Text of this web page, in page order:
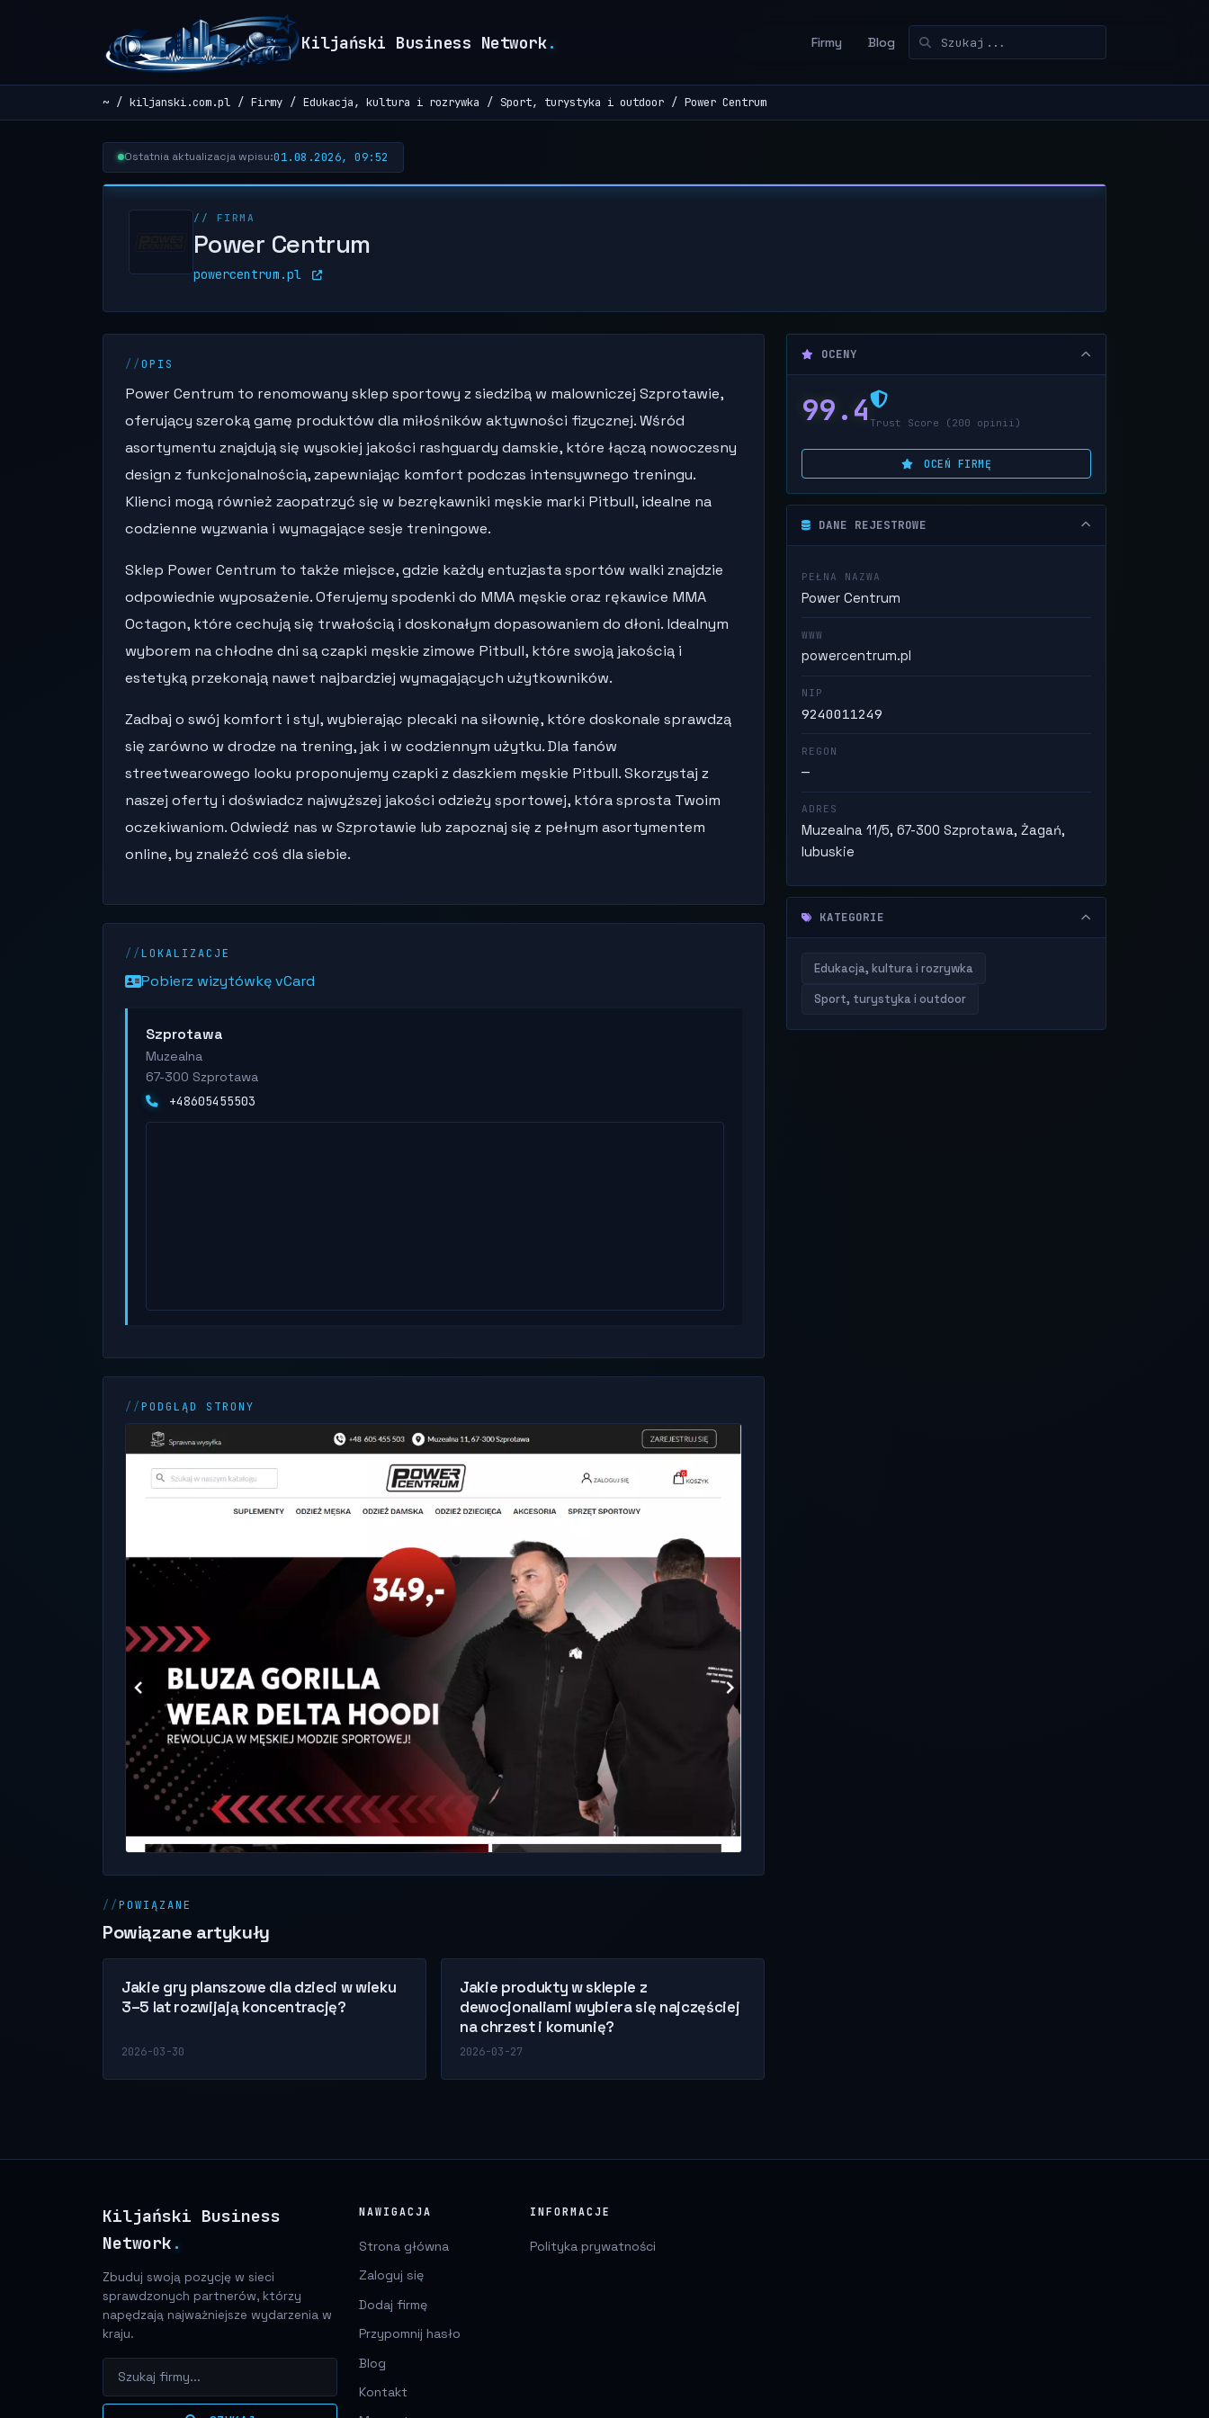
Kiljański Business Network. Firmy Blog
~ kiljanski.com.pl Firmy Edukacja, kultura i rozrywka Sport, turystyka i outdoor Power Centrum
Ostatnia aktualizacja wpisu:01.08.2026, 09:52
// FIRMA
Power Centrum
powercentrum.pl
OCENY
99.4 Trust Score (200 opinii)
OCEŃ FIRMĘ
DANE REJESTROWE
PEŁNA NAZWA
Power Centrum
WWW
powercentrum.pl
NIP
9240011249
REGON
—
ADRES
Muzealna 11/5, 67-300 Szprotawa, Żagań,
lubuskie
KATEGORIE
Edukacja, kultura i rozrywka
Sport, turystyka i outdoor
OPIS
Power Centrum to renomowany sklep sportowy z siedzibą w malowniczej Szprotawie,
oferujący szeroką gamę produktów dla miłośników aktywności fizycznej. Wśród
asortymentu znajdują się wysokiej jakości rashguardy damskie, które łączą nowoczesny
design z funkcjonalnością, zapewniając komfort podczas intensywnego treningu.
Klienci mogą również zaopatrzyć się w bezrękawniki męskie marki Pitbull, idealne na
codzienne wyzwania i wymagające sesje treningowe.
Sklep Power Centrum to także miejsce, gdzie każdy entuzjasta sportów walki znajdzie
odpowiednie wyposażenie. Oferujemy spodenki do MMA męskie oraz rękawice MMA
Octagon, które cechują się trwałością i doskonałym dopasowaniem do dłoni. Idealnym
wyborem na chłodne dni są czapki męskie zimowe Pitbull, które swoją jakością i
estetyką przekonają nawet najbardziej wymagających użytkowników.
Zadbaj o swój komfort i styl, wybierając plecaki na siłownię, które doskonale sprawdzą
się zarówno w drodze na trening, jak i w codziennym użytku. Dla fanów
streetwearowego looku proponujemy czapki z daszkiem męskie Pitbull. Skorzystaj z
naszej oferty i doświadcz najwyższej jakości odzieży sportowej, która sprosta Twoim
oczekiwaniom. Odwiedź nas w Szprotawie lub zapoznaj się z pełnym asortymentem
online, by znaleźć coś dla siebie.
LOKALIZACJE
Pobierz wizytówkę vCard
Szprotawa
Muzealna
67-300 Szprotawa
+48605455503
PODGLĄD STRONY
POWIĄZANE
Powiązane artykuły
Jakie gry planszowe dla dzieci w wieku
3–5 lat rozwijają koncentrację?
2026-03-30
Jakie produkty w sklepie z
dewocjonaliami wybiera się najczęściej
na chrzest i komunię?
2026-03-27
Kiljański Business
Network .
Zbuduj swoją pozycję w sieci
sprawdzonych partnerów, którzy
napędzają najważniejsze wydarzenia w
kraju.
NAWIGACJA
Strona główna
Zaloguj się
Dodaj firmę
Przypomnij hasło
Blog
Kontakt
INFORMACJE
Polityka prywatności